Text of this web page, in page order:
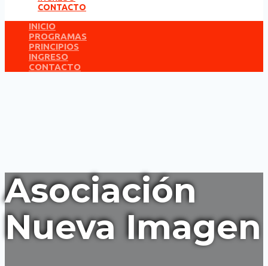
CONTACTO
INICIO
PROGRAMAS
PRINCIPIOS
INGRESO
CONTACTO
Asociación
Nueva Imagen